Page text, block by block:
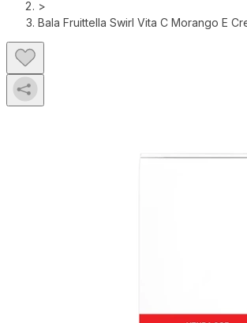
>
Bala Fruittella Swirl Vita C Morango E